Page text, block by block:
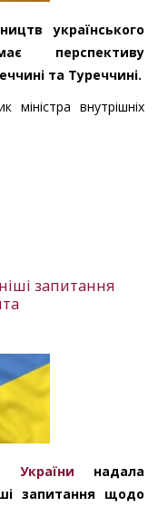
українського
перспективу
та Туреччині.
міністра внутрішніх
запитання
України надала
запитання щодо